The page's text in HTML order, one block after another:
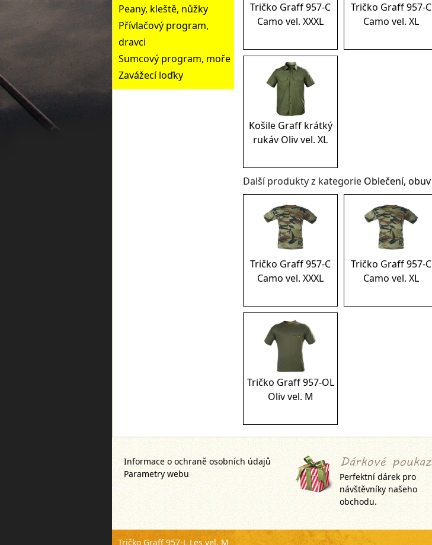
Peany, kleště, nůžky
Přívlačový program,
dravci
Sumcový program, moře
Zavážecí loďky
Tričko Graff 957-C
Camo vel. XXXL
Tričko Graff 957-C
Camo vel. XL
Košile Graff krátký
rukáv Oliv vel. XL
Další produkty z kategorie Oblečení, obuv
Tričko Graff 957-C
Camo vel. XXXL
Tričko Graff 957-C
Camo vel. XL
Tričko Graff 957-OL
Oliv vel. M
Informace o ochraně osobních údajů
Parametry webu
Perfektní dárek pro
návštěvníky našeho
obchodu.
Tričko Graff 957-L Les vel. M